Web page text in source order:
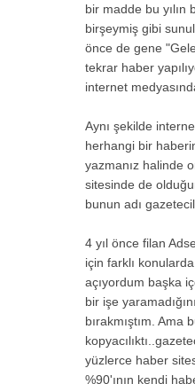
bir madde bu yılın
birşeymiş gibi
önce de gene
tekrar haber
internet
Aynı şekilde
herhangi bir
yazmanız halinde
sitesinde de
bunun adı
4 yıl önce filan
için farklı
açıyordum başka
bir işe
bırakmıştım. Ama
yüzlerce haber
%90'ının kendi